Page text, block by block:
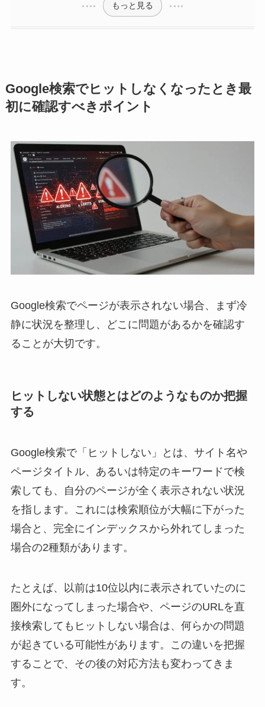
もっと見る
Google検索でヒットしなくなったとき最
初に確認すべきポイント
Google検索でページが表示されない場合、まず冷
静に状況を整理し、どこに問題があるかを確認す
ることが大切です。
ヒットしない状態とはどのようなものか把握
する
Google検索で「ヒットしない」とは、サイト名や
ページタイトル、あるいは特定のキーワードで検
索しても、自分のページが全く表示されない状況
を指します。これには検索順位が大幅に下がった
場合と、完全にインデックスから外れてしまった
場合の2種類があります。
たとえば、以前は10位以内に表示されていたのに
圏外になってしまった場合や、ページのURLを直
接検索してもヒットしない場合は、何らかの問題
が起きている可能性があります。この違いを把握
することで、その後の対応方法も変わってきま
す。